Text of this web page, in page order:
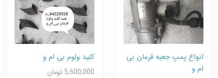
انواع پمپ جعبه فرمان بی
ام و
کلید ولوم بی ام و
5,600,000 تومان